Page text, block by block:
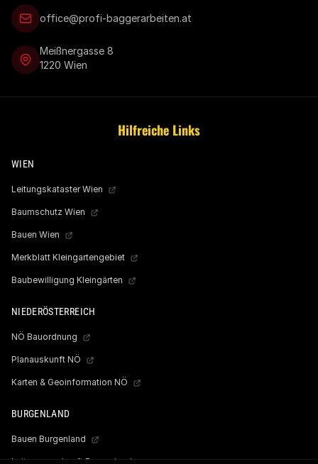
office@profi-baggerarbeiten.at
Meißnergasse 8
1220 Wien
Hilfreiche Links
WIEN
Leitungskataster Wien
Baumschutz Wien
Bauen Wien
Merkblatt Kleingartengebiet
Baubewilligung Kleingärten
NIEDERÖSTERREICH
NÖ Bauordnung
Planauskunft NÖ
Karten & Geoinformation NÖ
BURGENLAND
Bauen Burgenland
Leitungsauskunft Burgenland